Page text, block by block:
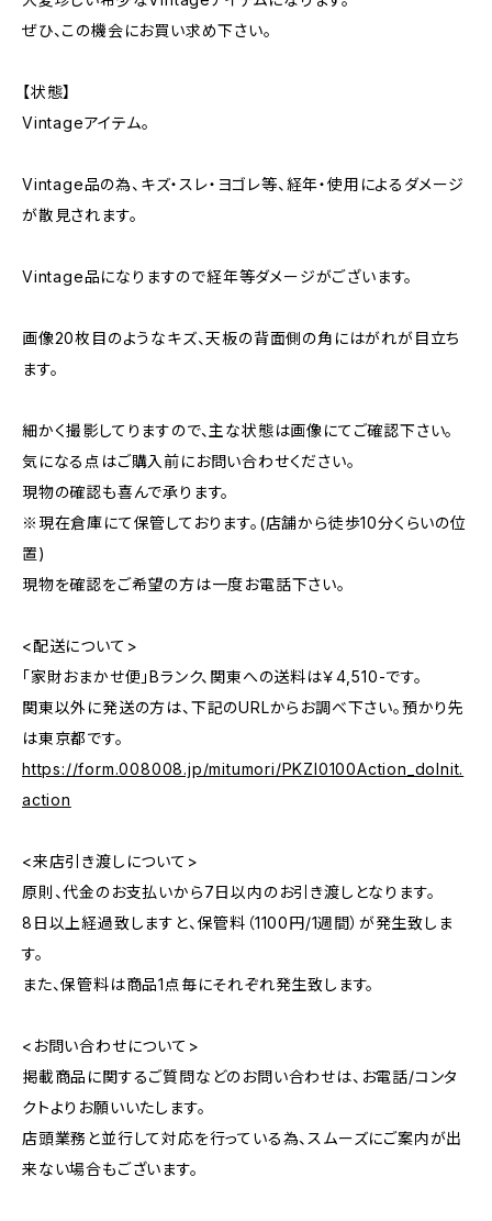
ぜひ、この機会にお買い求め下さい。
【状態】
Vintageアイテム。
Vintage品の為、キズ・スレ・ヨゴレ等、経年・使用によるダメージ
が散見されます。
Vintage品になりますので経年等ダメージがございます。
画像20枚目のようなキズ、天板の背面側の角にはがれが目立ち
ます。
細かく撮影してりますので、主な状態は画像にてご確認下さい。
気になる点はご購入前にお問い合わせください。
現物の確認も喜んで承ります。
※現在倉庫にて保管しております。(店舗から徒歩10分くらいの位
置)
現物を確認をご希望の方は一度お電話下さい。
<配送について>
「家財おまかせ便」Bランク、関東への送料は￥4,510-です。
関東以外に発送の方は、下記のURLからお調べ下さい。預かり先
は東京都です。
https://form.008008.jp/mitumori/PKZI0100Action_doInit.
action
<来店引き渡しについて>
原則、代金のお支払いから7日以内のお引き渡しとなります。
8日以上経過致しますと、保管料（1100円/1週間）が発生致しま
す。
また、保管料は商品1点毎にそれぞれ発生致します。
<お問い合わせについて>
掲載商品に関するご質問などのお問い合わせは、お電話/コンタ
クトよりお願いいたします。
店頭業務と並行して対応を行っている為、スムーズにご案内が出
来ない場合もございます。